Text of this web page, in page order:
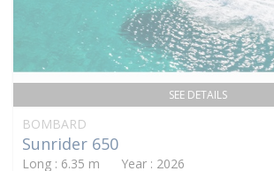
SEE DETAILS
BOMBARD
Sunrider 650
Long : 6.35 m Year : 2026